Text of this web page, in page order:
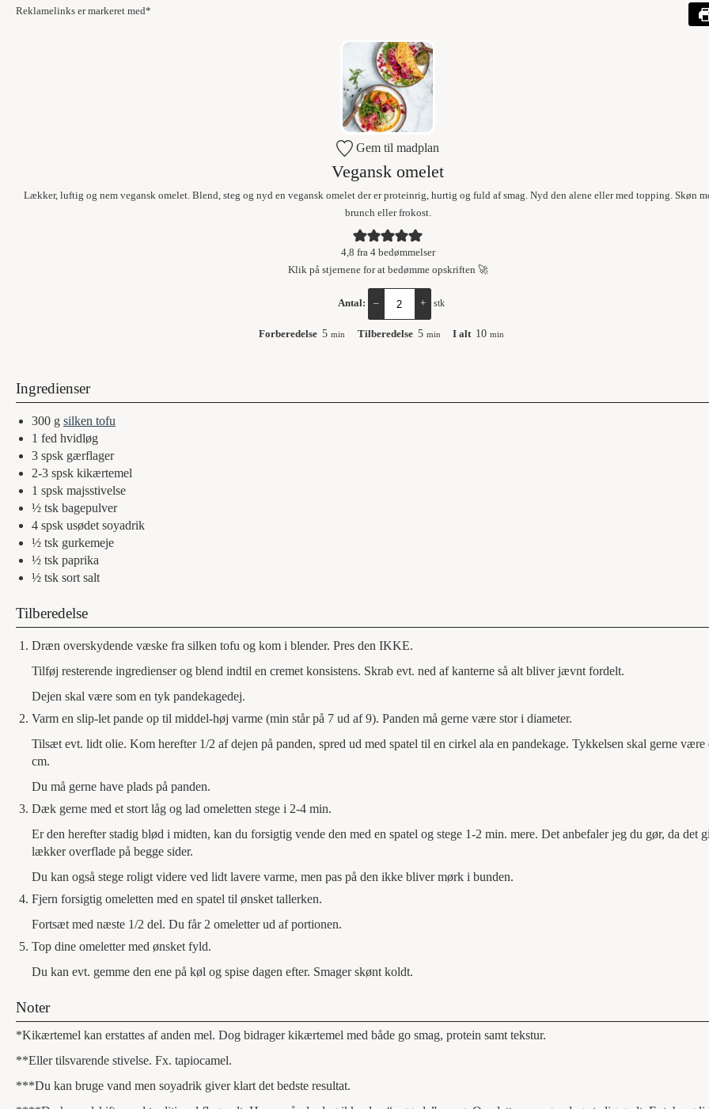
Reklamelinks er markeret med*
Gem til madplan
Vegansk omelet
Lækker, luftig og nem vegansk omelet. Blend, steg og nyd en vegansk omelet der er proteinrig, hurtig og fuld af smag. Nyd den alene eller med topping. Skøn
brunch eller frokost.
4,8 fra 4bedømmelser
Klik på stjernene for at bedømme opskriften 🚀
Antal: – + stk
Forberedelse 5 min Tilberedelse 5 min I alt 10 min
Ingredienser
300 g silken tofu
1 fed hvidløg
3 spsk gærflager
2-3 spsk kikærtemel
1 spsk majsstivelse
½ tsk bagepulver
4 spsk usødet soyadrik
½ tsk gurkemeje
½ tsk paprika
½ tsk sort salt
Tilberedelse
Dræn overskydende væske fra silken tofu og kom i blender. Pres den IKKE.
Tilføj resterende ingredienser og blend indtil en cremet konsistens. Skrab evt. ned af kanterne så alt bliver jævnt fordelt.
Dejen skal være som en tyk pandekagedej.
Varm en slip-let pande op til middel-høj varme (min står på 7 ud af 9). Panden må gerne være stor i diameter.
Tilsæt evt. lidt olie. Kom herefter 1/2 af dejen på panden, spred ud med spatel til en cirkel ala en pandekage. Tykkelsen skal gerne være
cm.
Du må gerne have plads på panden.
Dæk gerne med et stort låg og lad omeletten stege i 2-4 min.
Er den herefter stadig blød i midten, kan du forsigtig vende den med en spatel og stege 1-2 min. mere. Det anbefaler jeg du gør, da det
lækker overflade på begge sider.
Du kan også stege roligt videre ved lidt lavere varme, men pas på den ikke bliver mørk i bunden.
Fjern forsigtig omeletten med en spatel til ønsket tallerken.
Fortsæt med næste 1/2 del. Du får 2 omeletter ud af portionen.
Top dine omeletter med ønsket fyld.
Du kan evt. gemme den ene på køl og spise dagen efter. Smager skønt koldt.
Noter
*Kikærtemel kan erstattes af anden mel. Dog bidrager kikærtemel med både go smag, protein samt tekstur.
**Eller tilsvarende stivelse. Fx. tapiocamel.
***Du kan bruge vand men soyadrik giver klart det bedste resultat.